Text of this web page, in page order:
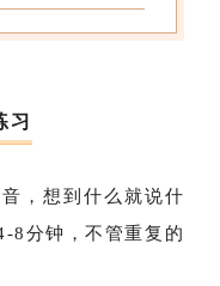
习
，想到什么就说什
8分钟，不管重复的